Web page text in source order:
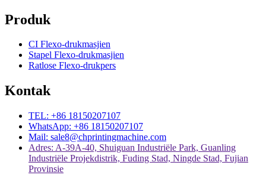
Produk
CI Flexo-drukmasjien
Stapel Flexo-drukmasjien
Ratlose Flexo-drukpers
Kontak
TEL: +86 18150207107
WhatsApp: +86 18150207107
Mail: sale8@chprintingmachine.com
Adres: A-39A-40, Shuiguan Industriële Park, Guanling
Industriële Projekdistrik, Fuding Stad, Ningde Stad, Fujian
Provinsie